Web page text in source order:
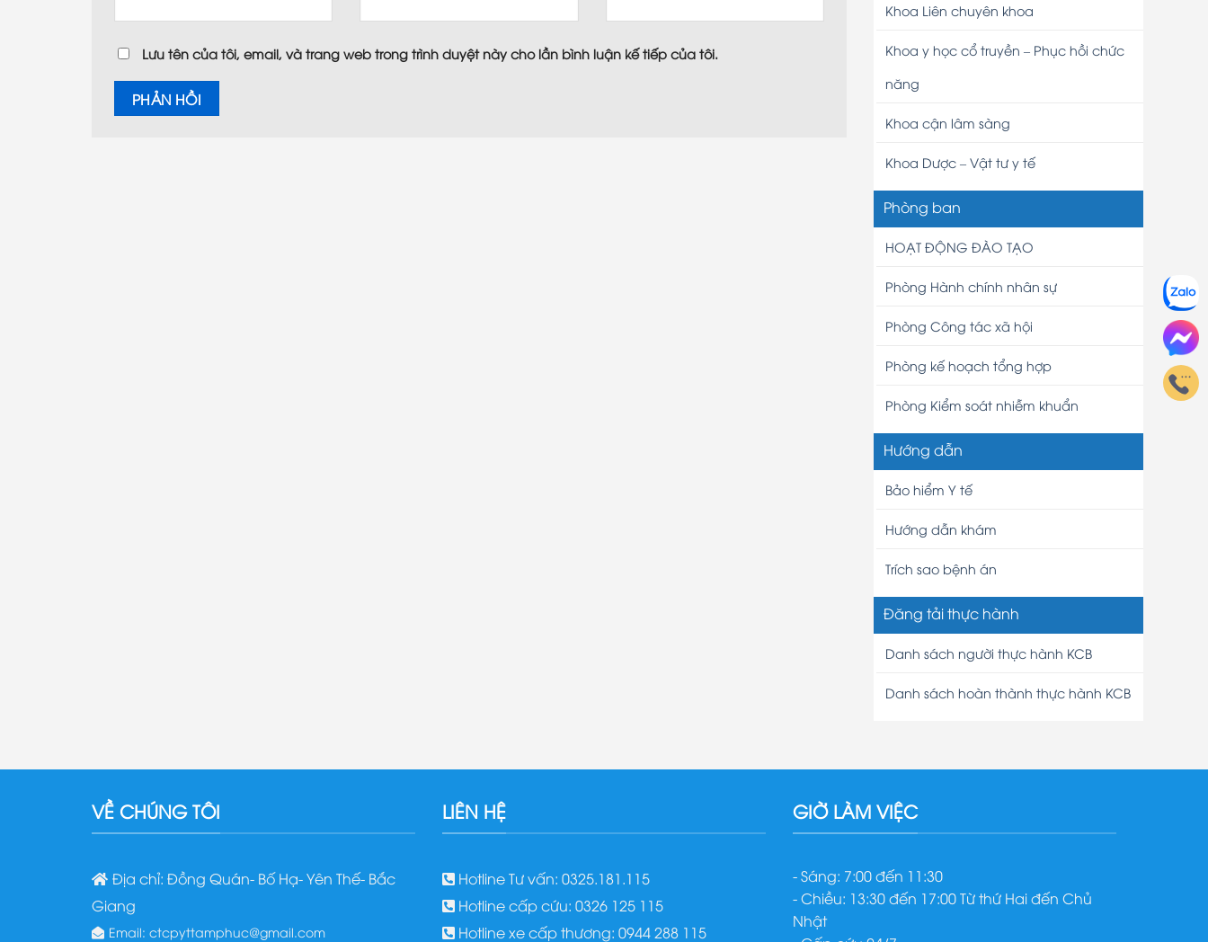
Lưu tên của tôi, email, và trang web trong trình duyệt này cho lần bình luận kế tiếp của tôi.
Khoa Liên chuyên khoa
Khoa y học cổ truyền – Phục hồi chức
năng
Khoa cận lâm sàng
Khoa Dược – Vật tư y tế
Phòng ban
HOẠT ĐỘNG ĐÀO TẠO
Phòng Hành chính nhân sự
Phòng Công tác xã hội
Phòng kế hoạch tổng hợp
Phòng Kiểm soát nhiễm khuẩn
Hướng dẫn
Bảo hiểm Y tế
Hướng dẫn khám
Trích sao bệnh án
Đăng tải thực hành
Danh sách người thực hành KCB
Danh sách hoàn thành thực hành KCB
VỀ CHÚNG TÔI
Địa chỉ: Đồng Quán- Bố Hạ- Yên Thế- Bắc
Giang
Email: ctcpyttamphuc@gmail.com
LIÊN HỆ
Hotline Tư vấn: 0325.181.115
Hotline cấp cứu: 0326 125 115
Hotline xe cấp thương: 0944 288 115
GIỜ LÀM VIỆC
- Sáng: 7:00 đến 11:30
- Chiều: 13:30 đến 17:00 Từ thứ Hai đến Chủ
Nhật